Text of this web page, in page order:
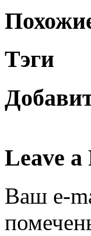
Тэги
Leave a
Ваш e-